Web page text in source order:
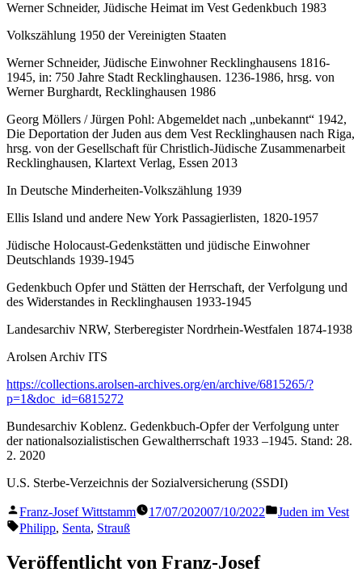
Werner Schneider, Jüdische Heimat im Vest Gedenkbuch 1983
Volkszählung 1950 der Vereinigten Staaten
Werner Schneider, Jüdische Einwohner Recklinghausens 1816-
1945, in: 750 Jahre Stadt Recklinghausen. 1236-1986, hrsg. von
Werner Burghardt, Recklinghausen 1986
Georg Möllers / Jürgen Pohl: Abgemeldet nach „unbekannt“ 1942,
Die Deportation der Juden aus dem Vest Recklinghausen nach Riga,
hrsg. von der Gesellschaft für Christlich-Jüdische Zusammenarbeit
Recklinghausen, Klartext Verlag, Essen 2013
In Deutsche Minderheiten-Volkszählung 1939
Ellis Island und andere New York Passagierlisten, 1820-1957
Jüdische Holocaust-Gedenkstätten und jüdische Einwohner
Deutschlands 1939-1945
Gedenkbuch Opfer und Stätten der Herrschaft, der Verfolgung und
des Widerstandes in Recklinghausen 1933-1945
Landesarchiv NRW, Sterberegister Nordrhein-Westfalen 1874-1938
Arolsen Archiv ITS
https://collections.arolsen-archives.org/en/archive/6815265/?
p=1&doc_id=6815272
Bundesarchiv Koblenz. Gedenkbuch-Opfer der Verfolgung unter
der nationalsozialistischen Gewaltherrschaft 1933 –1945. Stand: 28.
2. 2020
U.S. Sterbe-Verzeichnis der Sozialversicherung (SSDI)
Veröffentlicht
von
Franz-Josef Wittstamm 17/07/202007/10/2022
Veröffentlicht
Juden im Vest
Schlagwörter:
Philipp, Senta, Strauß
Veröffentlicht von Franz-Josef